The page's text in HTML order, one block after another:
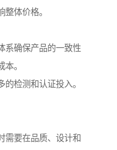
体价格。
系确保产品的一致性
。
检测和认证投入。
需要在品质、设计和